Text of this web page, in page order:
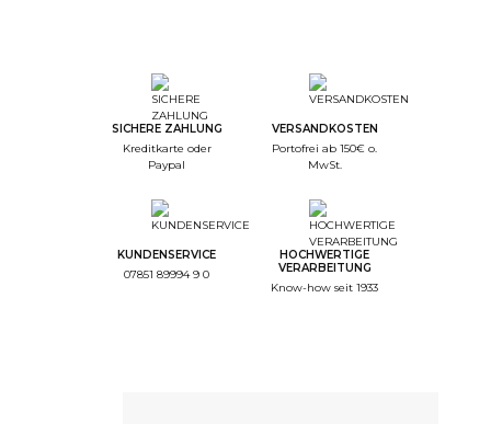
Step Color
Step Monogramme
Step Color Broderie
Step Recap
SICHERE ZAHLUNG
Kreditkarte oder
Paypal
VERSANDKOSTEN
Portofrei ab 150€ o.
MwSt.
KUNDENSERVICE
07851 89994 9 0
HOCHWERTIGE
VERARBEITUNG
Know-how seit 1933